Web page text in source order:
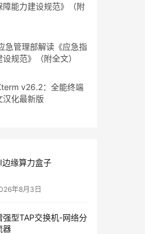
障能力建设规范》（附
急管理部解读《应急指
规范》（附全文）
v26.2：全能终端
汉化最新版
边缘算力盒子
年8月3日
强型TAP交换机-网络分
器